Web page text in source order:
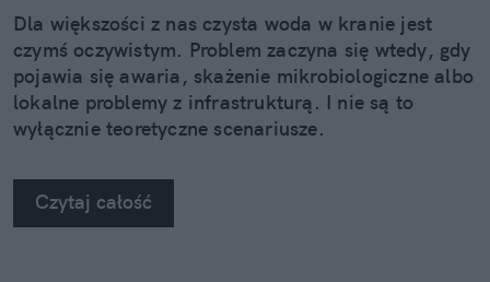
Dla większości z nas czysta woda w kranie jest
czymś oczywistym. Problem zaczyna się wtedy, gdy
pojawia się awaria, skażenie mikrobiologiczne albo
lokalne problemy z infrastrukturą. I nie są to
wyłącznie teoretyczne scenariusze.
Czytaj całość